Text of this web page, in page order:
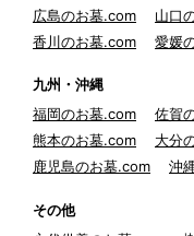
広島のお墓.com
山口
香川のお墓.com
愛媛
九州・沖縄
福岡のお墓.com
佐賀
熊本のお墓.com
大分
鹿児島のお墓.com
沖
その他